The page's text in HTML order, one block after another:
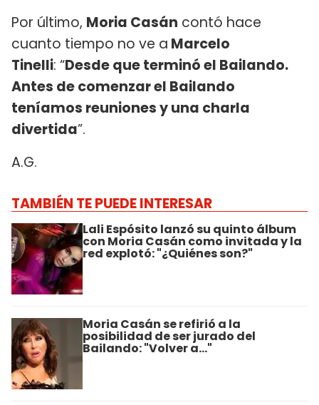
Por último, Moria Casán contó hace
cuanto tiempo no ve a Marcelo
Tinelli: “Desde que terminó el Bailando.
Antes de comenzar el Bailando
teníamos reuniones y una charla
divertida”.
A.G.
TAMBIÉN TE PUEDE INTERESAR
Lali Espósito lanzó su quinto álbum
con Moria Casán como invitada y la
red explotó: "¿Quiénes son?"
Moria Casán se refirió a la
posibilidad de ser jurado del
Bailando: "Volver a..."